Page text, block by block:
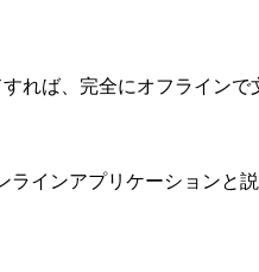
れば、完全にオフラインで
ラインアプリケーションと